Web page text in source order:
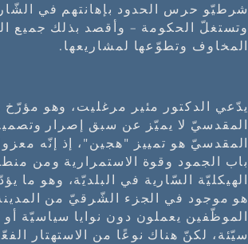
شرطيّو حرس الحدود بإهانتهم في
وتستغلّ الحكومة – وأقصد بذلك جميع
المخاوف وتطوّعها لمشاريعها.
يدّعي الدكتور مئير مرغليت، وهو
المقدسيّ لا يميّز عن سبق إصرار
المقدسيّ هو تمييز "هجين"، إذ إنّه
باب الجمود وقوة الاستمرارية ومن
الهيكليّة السّارية في البلديّة، وهو ما
هو موجود في الجزء الشّرقيّ من
الموظّفين يعملون دون نوايا سياسيّة أو
سيّئة، لكنّ هناك نوعًا من الاستهتار